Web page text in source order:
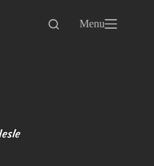
Menu